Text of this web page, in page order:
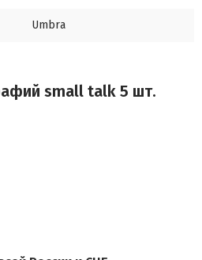
Umbra
small talk 5 шт.